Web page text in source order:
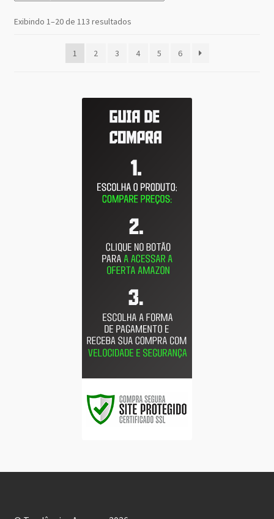
Exibindo 1–20 de 113 resultadosClassificado
1 2 3 4 5 6